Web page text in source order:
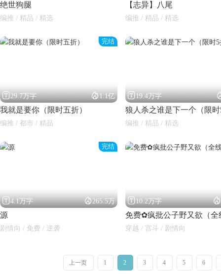
绝世狗腿
编推 / 精品 / 精选
【志异】八尾
编推 / 精品 / 精选
完结
29.7万字 1.1亿
我就是要你（限时五折）
编推 / 都市 / 精品
19.4万字
狼人杀之谁是下一个（限
编推 / 精品 / 精选
完结
4.1万字 265.5万
源
剧情向 / 免费 / 逆袭
10.2万字 
穿越 / 宫斗 / 剧情向
上一页 1 2 3 4 5 6